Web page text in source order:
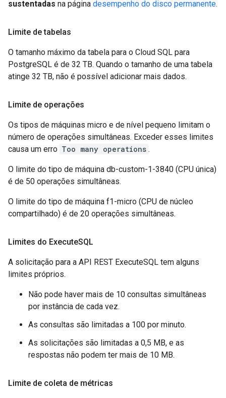
sustentadas na página desempenho do disco permanente.
Limite de tabelas
O tamanho máximo da tabela para o Cloud SQL para
PostgreSQL é de 32 TB. Quando o tamanho de uma tabela
atinge 32 TB, não é possível adicionar mais dados.
Limite de operações
Os tipos de máquinas micro e de nível pequeno limitam o
número de operações simultâneas. Exceder esses limites
causa um erro Too many operations .
O limite do tipo de máquina db-custom-1-3840 (CPU única)
é de 50 operações simultâneas.
O limite do tipo de máquina f1-micro (CPU de núcleo
compartilhado) é de 20 operações simultâneas.
Limites do ExecuteSQL
A solicitação para a API REST ExecuteSQL tem alguns
limites próprios.
Não pode haver mais de 10 consultas simultâneas
por instância de cada vez.
As consultas são limitadas a 100 por minuto.
As solicitações são limitadas a 0,5 MB, e as
respostas não podem ter mais de 10 MB.
Limite de coleta de métricas